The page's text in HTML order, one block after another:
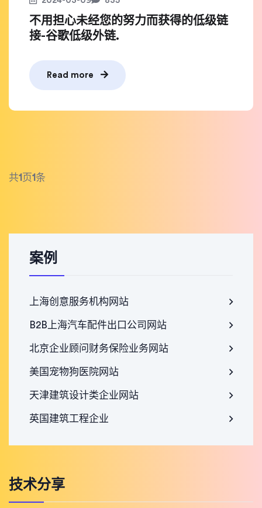
不用担心未经您的努力而获得的低级链
接-谷歌低级外链.
Read more
共1 页1条
案例
上海创意服务机构网站
B2B上海汽车配件出口公司网站
北京企业顾问财务保险业务网站
美国宠物狗医院网站
天津建筑设计类企业网站
英国建筑工程企业
技术分享